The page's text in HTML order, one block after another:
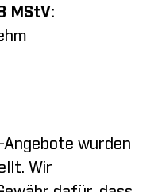
MStV:
wurden
Wir